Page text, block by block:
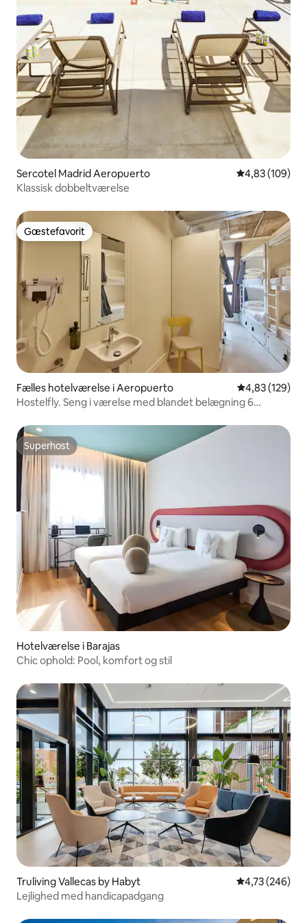
Sercotel Madrid Aeropuerto 4,83 ud af 5 i
4,83 (109)
Klassisk dobbeltværelse
Gæstefavorit
Gæstefavorit
Fælles hotelværelse i Aeropuerto 4,83 ud af 5 i
4,83 (129)
Hostelfly. Seng i værelse med blandet belægning 6
Superhost
Superhost
Hotelværelse i Barajas
Chic ophold: Pool, komfort og stil
Truliving Vallecas by Habyt 4,73 ud af 5 i
4,73 (246)
Lejlighed med handicapadgang